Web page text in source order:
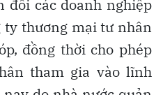
đổi các doanh nghiệp
ty thương mại tư nhân
đồng thời cho phép
tham gia vào lĩnh